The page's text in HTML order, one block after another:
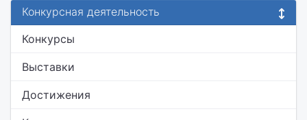
Конкурсная деятельность
Конкурсы
Выставки
Достижения